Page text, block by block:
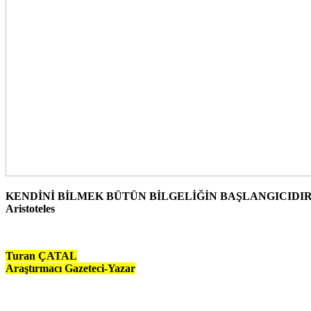
KENDİNİ BİLMEK BÜTÜN BİLGELİĞİN
Aristoteles
Turan ÇATAL
Araştırmacı Gazeteci-Yazar